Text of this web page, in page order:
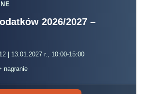
2026/2027 –
| 13.01.2027 r., 10:00-15:00
nagranie